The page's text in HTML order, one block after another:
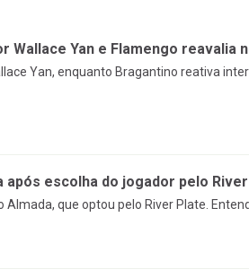
Yan e Flamengo reavalia
Yan, enquanto Bragantino reativa
após escolha do jogador pelo
que optou pelo River Plate.